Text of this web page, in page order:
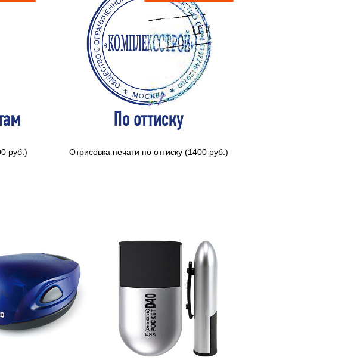
руб.) Отрисовка печати по оттиску (1400 руб.)